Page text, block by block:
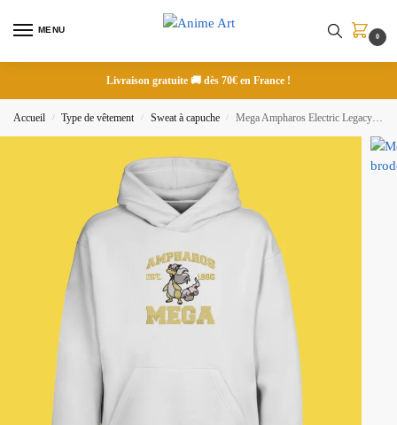
MENU
0
Livraison gratuite 🚚 dès 70€ en France !
Accueil / Type de vêtement / Sweat à capuche / Mega Ampharos Electric Legacy | Pokemon | Sweat à capuche brodé